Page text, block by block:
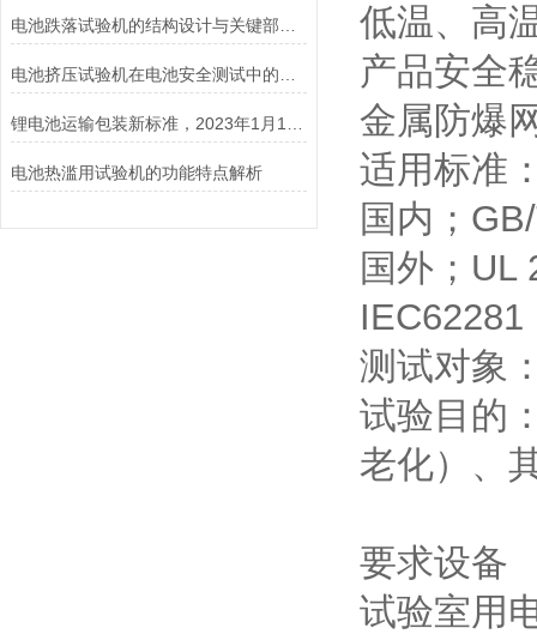
电池热滥用试验机的功能特点解析
低温、高
产品安全
金属防爆
适用标准
国内；
国外；UL
IEC62281
测试对象
试验目的
老化）、
要求设备
试验室用